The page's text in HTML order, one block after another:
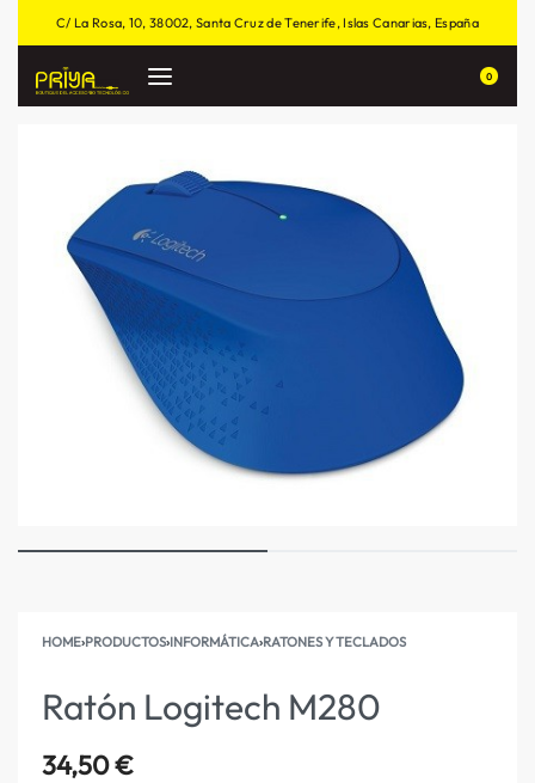
C/ La Rosa, 10, 38002, Santa Cruz de Tenerife, Islas Canarias, España
0
HOME›PRODUCTOS›INFORMÁTICA›RATONES Y TECLADOS
Ratón Logitech M280
34,50€